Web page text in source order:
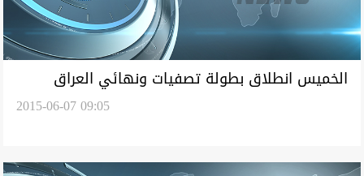
الخميس انطلاق بطولة تصفيات ونهائي العراق
2015-06-07 09:05